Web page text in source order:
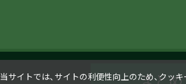
当サイトでは、サイトの利便性向上のため、クッキ